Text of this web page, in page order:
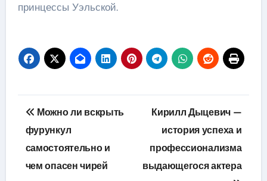
принцессы Уэльской.
Навигация
по
записям
Можно ли вскрыть
фурункул
самостоятельно и
чем опасен чирей
Кирилл Дыцевич —
история успеха и
профессионализма
выдающегося актера